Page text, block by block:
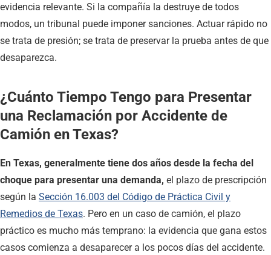
evidencia relevante. Si la compañía la destruye de todos
modos, un tribunal puede imponer sanciones. Actuar rápido no
se trata de presión; se trata de preservar la prueba antes de que
desaparezca.
¿Cuánto Tiempo Tengo para Presentar
una Reclamación por Accidente de
Camión en Texas?
En Texas, generalmente tiene dos años desde la fecha del
choque para presentar una demanda, el plazo de prescripción
según la Sección 16.003 del Código de Práctica Civil y
Remedios de Texas. Pero en un caso de camión, el plazo
práctico es mucho más temprano: la evidencia que gana estos
casos comienza a desaparecer a los pocos días del accidente.